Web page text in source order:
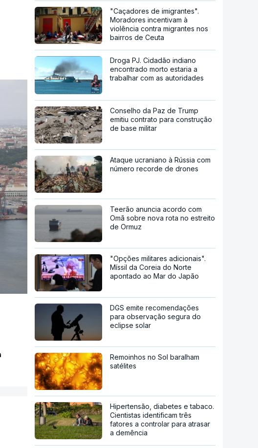
"Caçadores de imigrantes".
Moradores incentivam à
violência contra migrantes nos
bairros de Ceuta
Droga PJ. Cidadão indiano
encontrado morto estaria a
trabalhar com as autoridades
Conselho da Paz de Trump
emitiu contrato para construção
de base militar
Ataque ucraniano à Rússia com
número recorde de drones
Teerão anuncia acordo com
Omã sobre nova rota no estreito
de Ormuz
"Opções militares adicionais".
Míssil da Coreia do Norte
apontado ao Mar do Japão
DGS emite recomendações
para observação segura do
eclipse solar
Remoinhos no Sol baralham
satélites
Hipertensão, diabetes e tabaco.
Cientistas identificam três
fatores a controlar para atrasar
a demência